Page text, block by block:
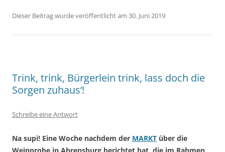
Dieser Beitrag wurde veröffentlicht am 30. Juni 2019
Trink, trink, Bürgerlein trink, lass doch die
Sorgen zuhaus‘!
Schreibe eine Antwort
Na supi! Eine Woche nachdem der MARKT über die